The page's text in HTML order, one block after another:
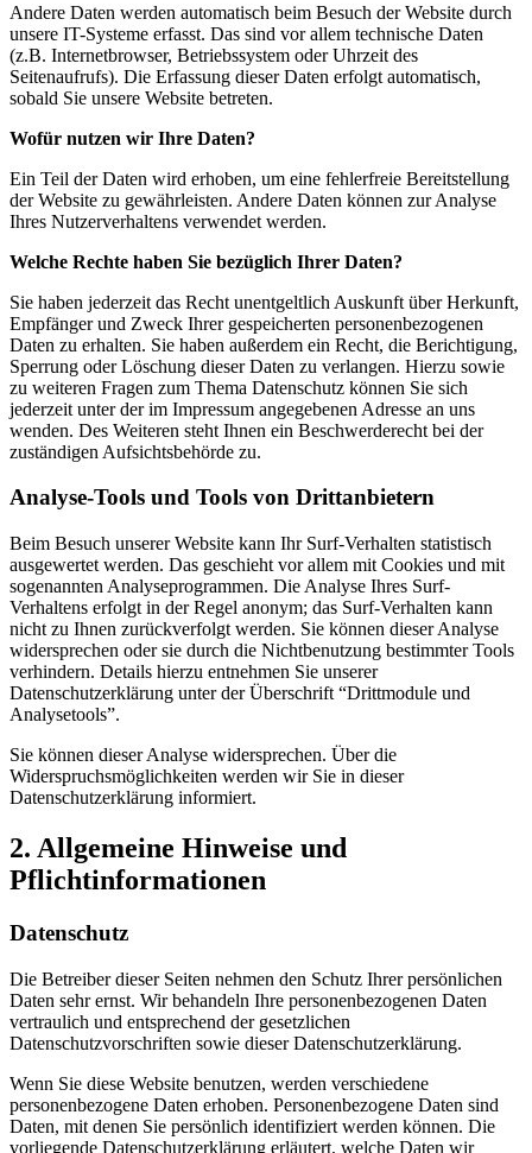
Andere Daten werden automatisch beim Besuch der Website durch
unsere IT-Systeme erfasst. Das sind vor allem technische Daten
(z.B. Internetbrowser, Betriebssystem oder Uhrzeit des
Seitenaufrufs). Die Erfassung dieser Daten erfolgt automatisch,
sobald Sie unsere Website betreten.
Wofür nutzen wir Ihre Daten?
Ein Teil der Daten wird erhoben, um eine fehlerfreie Bereitstellung
der Website zu gewährleisten. Andere Daten können zur Analyse
Ihres Nutzerverhaltens verwendet werden.
Welche Rechte haben Sie bezüglich Ihrer Daten?
Sie haben jederzeit das Recht unentgeltlich Auskunft über Herkunft,
Empfänger und Zweck Ihrer gespeicherten personenbezogenen
Daten zu erhalten. Sie haben außerdem ein Recht, die Berichtigung,
Sperrung oder Löschung dieser Daten zu verlangen. Hierzu sowie
zu weiteren Fragen zum Thema Datenschutz können Sie sich
jederzeit unter der im Impressum angegebenen Adresse an uns
wenden. Des Weiteren steht Ihnen ein Beschwerderecht bei der
zuständigen Aufsichtsbehörde zu.
Analyse-Tools und Tools von Drittanbietern
Beim Besuch unserer Website kann Ihr Surf-Verhalten statistisch
ausgewertet werden. Das geschieht vor allem mit Cookies und mit
sogenannten Analyseprogrammen. Die Analyse Ihres Surf-
Verhaltens erfolgt in der Regel anonym; das Surf-Verhalten kann
nicht zu Ihnen zurückverfolgt werden. Sie können dieser Analyse
widersprechen oder sie durch die Nichtbenutzung bestimmter Tools
verhindern. Details hierzu entnehmen Sie unserer
Datenschutzerklärung unter der Überschrift “Drittmodule und
Analysetools”.
Sie können dieser Analyse widersprechen. Über die
Widerspruchsmöglichkeiten werden wir Sie in dieser
Datenschutzerklärung informiert.
2. Allgemeine Hinweise und
Pflichtinformationen
Datenschutz
Die Betreiber dieser Seiten nehmen den Schutz Ihrer persönlichen
Daten sehr ernst. Wir behandeln Ihre personenbezogenen Daten
vertraulich und entsprechend der gesetzlichen
Datenschutzvorschriften sowie dieser Datenschutzerklärung.
Wenn Sie diese Website benutzen, werden verschiedene
personenbezogene Daten erhoben. Personenbezogene Daten sind
Daten, mit denen Sie persönlich identifiziert werden können. Die
vorliegende Datenschutzerklärung erläutert, welche Daten wir